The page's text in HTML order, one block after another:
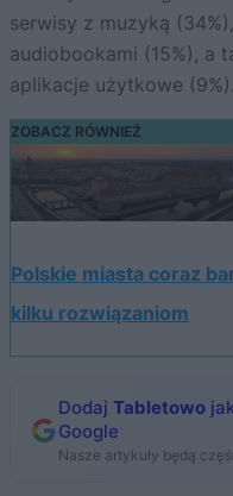
serwisy z muzyką
audiobookami (15%), a
aplikacje użytkowe (9%).
ZOBACZ RÓWNIEŻ
Polskie miasta coraz
kilku rozwiązaniom
Dodaj Tabletowo
Google
Nasze artykuły będą